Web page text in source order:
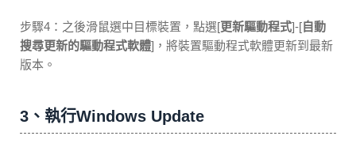
步驟4：之後滑鼠選中目標裝置，點選[更新驅動程式]-[自動
搜尋更新的驅動程式軟體]，將裝置驅動程式軟體更新到最新
版本。
3、執行Windows Update